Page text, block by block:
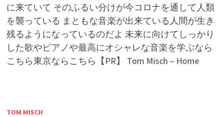
に来ていて そのふるい分けが今コロナを通して人類
を襲っている まともな音楽が出来ている人間が生き
残るようになっているのだよ 未来に向けてしっかり
した歌やピアノや最高にオシャレな音楽を学ぶなら
こちら東京ならこちら【PR】 Tom Misch – Home
TOM MISCH